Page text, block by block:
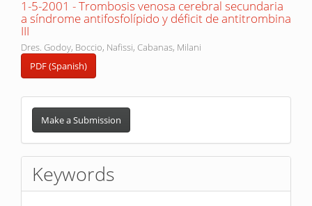
1-5-2001 - Trombosis venosa cerebral secundaria
a síndrome antifosfolípido y déficit de antitrombina
III
Dres. Godoy, Boccio, Nafissi, Cabanas, Milani
PDF (Spanish)
Make
Submission
Make a Submission
Keywords